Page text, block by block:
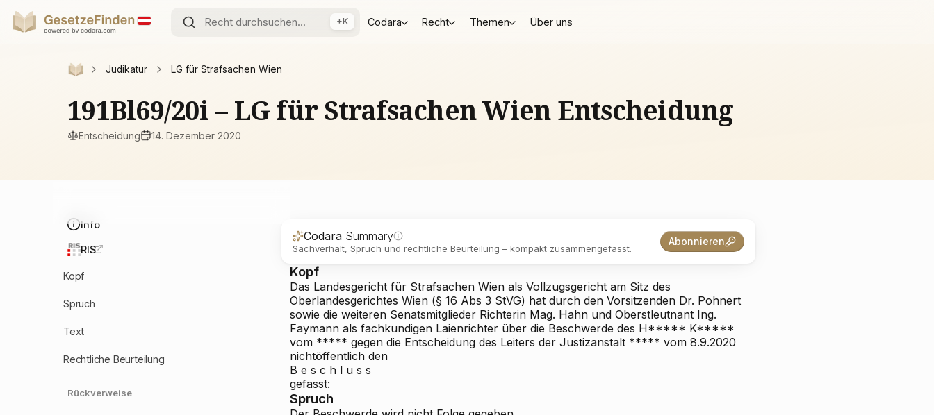
+K Codara Recht Themen Über uns
Judikatur LG für Strafsachen Wien
191Bl69/20i – LG für Strafsachen Wien Entscheidung
Entscheidung 14. Dezember 2020
Info
RIS
Kopf
Spruch
Text
Rechtliche Beurteilung
Rückverweise
Codara Summary
Sachverhalt, Spruch und rechtliche Beurteilung – kompakt zusammengefasst.
Abonnieren
Kopf
Das Landesgericht für Strafsachen Wien als Vollzugsgericht am Sitz des
Oberlandesgerichtes Wien (§ 16 Abs 3 StVG) hat durch den Vorsitzenden Dr. Pohnert
sowie die weiteren Senatsmitglieder Richterin Mag. Hahn und Oberstleutnant Ing.
Faymann als fachkundigen Laienrichter über die Beschwerde des H***** K*****
vom ***** gegen die Entscheidung des Leiters der Justizanstalt ***** vom 8.9.2020
nichtöffentlich den
B e s c h l u s s
gefasst:
Spruch